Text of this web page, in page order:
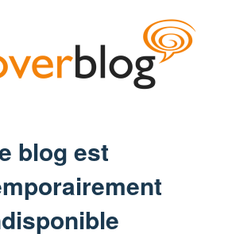
blog est